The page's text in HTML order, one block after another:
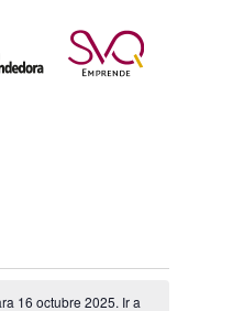
16 octubre 2025. Ir a